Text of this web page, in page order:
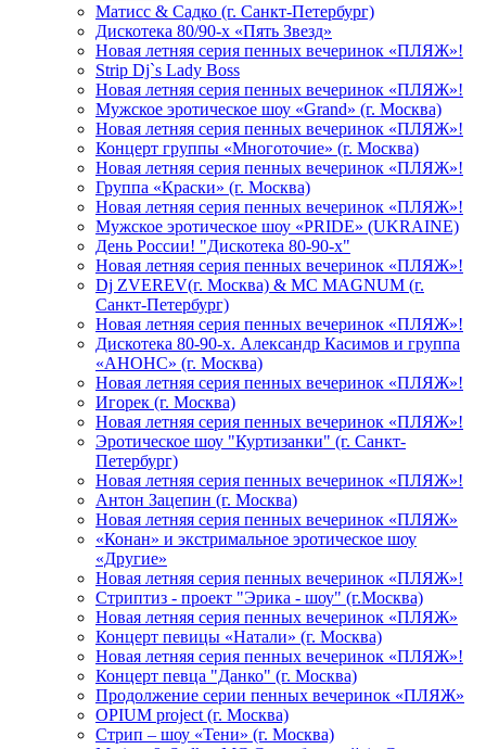
Матисс & Садко (г. Санкт-Петербург)
Дискотека 80/90-х «Пять Звезд»
Новая летняя серия пенных вечеринок «ПЛЯЖ»!
Strip Dj`s Lady Boss
Новая летняя серия пенных вечеринок «ПЛЯЖ»!
Мужское эротическое шоу «Grand» (г. Москва)
Новая летняя серия пенных вечеринок «ПЛЯЖ»!
Концерт группы «Многоточие» (г. Москва)
Новая летняя серия пенных вечеринок «ПЛЯЖ»!
Группа «Краски» (г. Москва)
Новая летняя серия пенных вечеринок «ПЛЯЖ»!
Мужское эротическое шоу «PRIDE» (UKRAINE)
День России! "Дискотека 80-90-х"
Новая летняя серия пенных вечеринок «ПЛЯЖ»!
Dj ZVEREV(г. Москва) & MC MAGNUM (г.
Санкт-Петербург)
Новая летняя серия пенных вечеринок «ПЛЯЖ»!
Дискотека 80-90-х. Александр Касимов и группа
«АНОНС» (г. Москва)
Новая летняя серия пенных вечеринок «ПЛЯЖ»!
Игорек (г. Москва)
Новая летняя серия пенных вечеринок «ПЛЯЖ»!
Эротическое шоу "Куртизанки" (г. Санкт-
Петербург)
Новая летняя серия пенных вечеринок «ПЛЯЖ»!
Антон Зацепин (г. Москва)
Новая летняя серия пенных вечеринок «ПЛЯЖ»
«Конан» и экстримальное эротическое шоу
«Другие»
Новая летняя серия пенных вечеринок «ПЛЯЖ»!
Стриптиз - проект "Эрика - шоу" (г.Москва)
Новая летняя серия пенных вечеринок «ПЛЯЖ»
Концерт певицы «Натали» (г. Москва)
Новая летняя серия пенных вечеринок «ПЛЯЖ»!
Концерт певца "Данко" (г. Москва)
Продолжение серии пенных вечеринок «ПЛЯЖ»
OPIUM project (г. Москва)
Стрип – шоу «Тени» (г. Москва)